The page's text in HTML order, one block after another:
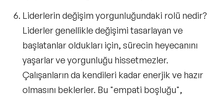
Liderlerin değişim yorgunluğundaki rolü nedir?
Liderler genellikle değişimi tasarlayan ve
başlatanlar oldukları için, sürecin heyecanını
yaşarlar ve yorgunluğu hissetmezler.
Çalışanların da kendileri kadar enerjik ve hazır
olmasını beklerler. Bu "empati boşluğu",